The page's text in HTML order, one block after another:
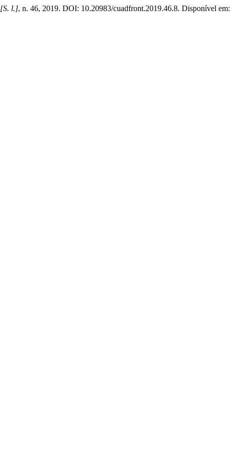
[S. l.], n. 46, 2019. DOI: 10.20983/cuadfront.2019.46.8. Disponível em: